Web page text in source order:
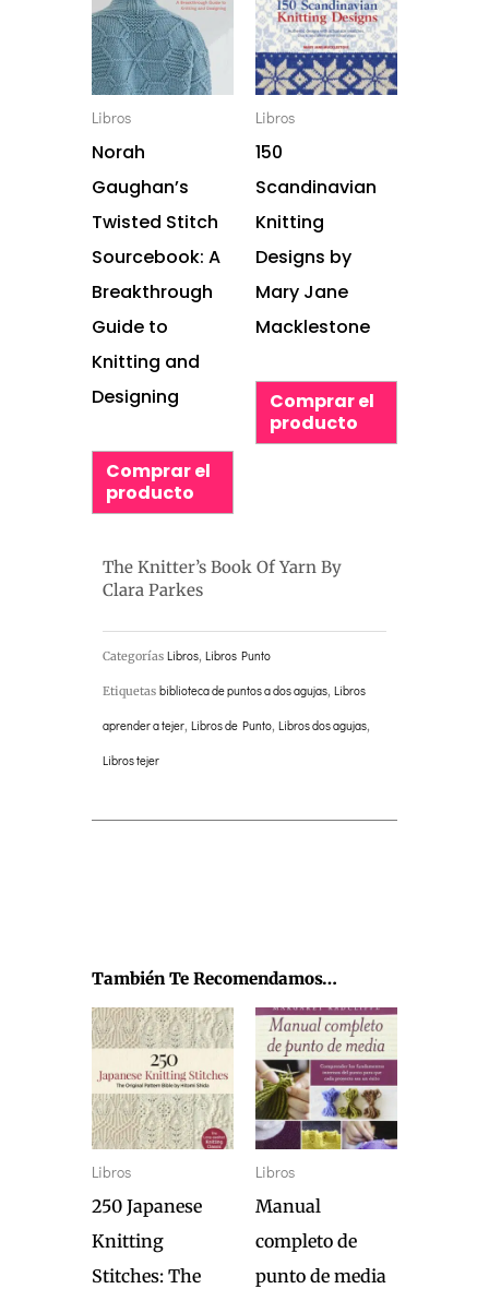
Libros
Norah
Gaughan’s
Twisted Stitch
Sourcebook: A
Breakthrough
Guide to
Knitting and
Designing
Comprar el
producto
Libros
150
Scandinavian
Knitting
Designs by
Mary Jane
Macklestone
Comprar el
producto
The Knitter’s Book Of Yarn By
Clara Parkes
Categorías Libros, Libros Punto
Etiquetas biblioteca de puntos a dos agujas, Libros
aprender a tejer, Libros de Punto, Libros dos agujas,
Libros tejer
También Te Recomendamos…
Libros
250 Japanese
Knitting
Stitches: The
Libros
Manual
completo de
punto de media